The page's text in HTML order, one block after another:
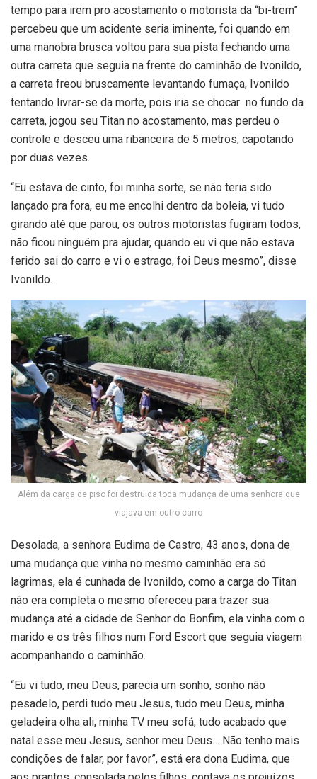
tempo para irem pro acostamento o motorista da “bi-trem”
percebeu que um acidente seria iminente, foi quando em
uma manobra brusca voltou para sua pista fechando uma
outra carreta que seguia na frente do caminhão de Ivonildo,
a carreta freou bruscamente levantando fumaça, Ivonildo
tentando livrar-se da morte, pois iria se chocar no fundo da
carreta, jogou seu Titan no acostamento, mas perdeu o
controle e desceu uma ribanceira de 5 metros, capotando
por duas vezes.
“Eu estava de cinto, foi minha sorte, se não teria sido
lançado pra fora, eu me encolhi dentro da boleia, vi tudo
girando até que parou, os outros motoristas fugiram todos,
não ficou ninguém pra ajudar, quando eu vi que não estava
ferido sai do carro e vi o estrago, foi Deus mesmo”, disse
Ivonildo.
Além da carga de piso foi destruida toda mudança de uma senhora que
viajava em outro carro
Desolada, a senhora Eudima de Castro, 43 anos, dona de
uma mudança que vinha no mesmo caminhão era só
lagrimas, ela é cunhada de Ivonildo, como a carga do Titan
não era completa o mesmo ofereceu para trazer sua
mudança até a cidade de Senhor do Bonfim, ela vinha com o
marido e os três filhos num Ford Escort que seguia viagem
acompanhando o caminhão.
“Eu vi tudo, meu Deus, parecia um sonho, sonho não
pesadelo, perdi tudo meu Jesus, tudo meu Deus, minha
geladeira olha ali, minha TV meu sofá, tudo acabado que
natal esse meu Jesus, senhor meu Deus… Não tenho mais
condições de falar, por favor”, está era dona Eudima, que